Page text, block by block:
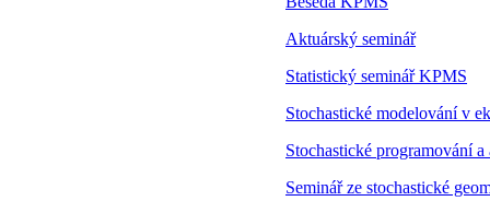
Aktuárský seminář
Statistický seminář KPMS
Stochastické modelování v
Stochastické programování a
Seminář ze stochastické